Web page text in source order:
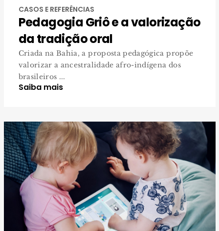
CASOS E REFERÊNCIAS
Pedagogia Griô e a valorização
da tradição oral
Criada na Bahia, a proposta pedagógica propõe
valorizar a ancestralidade afro-indígena dos
brasileiros ...
Saiba mais